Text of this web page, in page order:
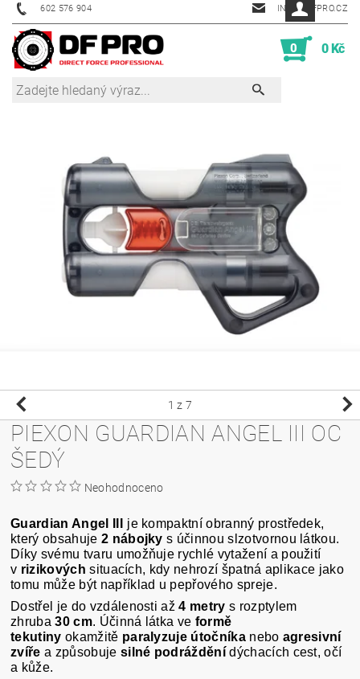
602 576 904 INFO@DFPRO.CZ
0 0 Kč
1 z 7
PIEXON GUARDIAN ANGEL III OC
ŠEDÝ
Neohodnoceno
Guardian Angel III
je kompaktní obranný prostředek,
který obsahuje 2 nábojky s účinnou slzotvornou látkou.
Díky svému tvaru umožňuje rychlé vytažení a použití
v rizikových situacích, kdy nehrozí špatná aplikace jako
tomu může být například u pepřového spreje.
Dostřel je do vzdálenosti až 4 metry s rozptylem
zhruba30 cm. Účinná látka ve formě
tekutiny okamžitě paralyzuje útočníkanebo agresivní
zvíře a způsobuje silné podrážděnídýchacích cest, očí
a kůže.